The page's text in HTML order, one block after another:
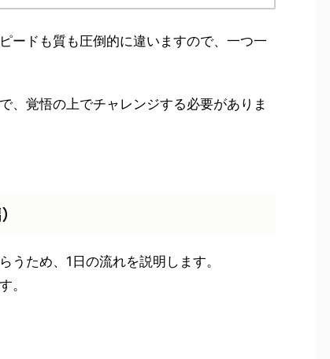
ードも質も圧倒的に違いますので、一つ一
、覚悟の上でチャレンジする必要がありま
うため、1日の流れを説明します。
。